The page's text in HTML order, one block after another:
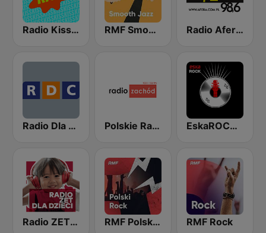
Radio Kiss FM RMF Smooth Jazz Radio Afera 98.6 FM
Radio Dla Ciebie Polskie Radio Zachód 103FM EskaROCK Klasyka Rocka
Radio ZET Kids RMF Polski Rock RMF Rock